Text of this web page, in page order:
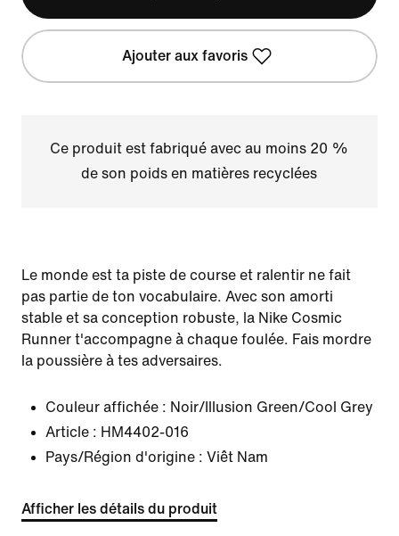
Ajouter aux favoris
Ce produit est fabriqué avec au moins 20 %
de son poids en matières recyclées
Le monde est ta piste de course et ralentir ne fait
pas partie de ton vocabulaire. Avec son amorti
stable et sa conception robuste, la Nike Cosmic
Runner t'accompagne à chaque foulée. Fais mordre
la poussière à tes adversaires.
Couleur affichée : Noir/Illusion Green/Cool Grey
Article : HM4402-016
Pays/Région d'origine : Viêt Nam
Afficher les détails du produit